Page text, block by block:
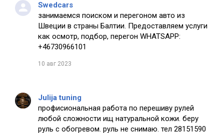
Swedcars
занимаемся поиском и перегоном авто из
Швеции в страны Балтии. Предоставляем услуги
как осмотр, подбор, перегон WHATSAPP:
+46730966101
10 авг 2023
Julija tuning
профисиональная работа по перешиву рулей
любой сложности ищ натуральной кожи. беру
руль с обогревом. руль не снимаю. тел 28151590